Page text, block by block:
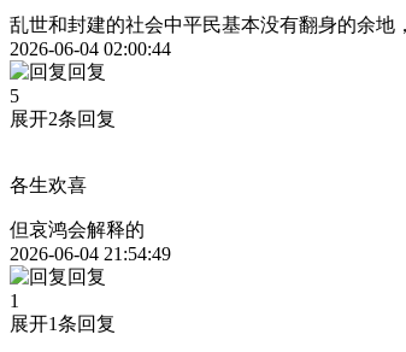
乱世和封建的社会中平民基本没有翻身的余
2026-06-04 02:00:44
回复
5
展开2条回复
各生欢喜
但哀鸿会解释的
2026-06-04 21:54:49
回复
1
展开1条回复